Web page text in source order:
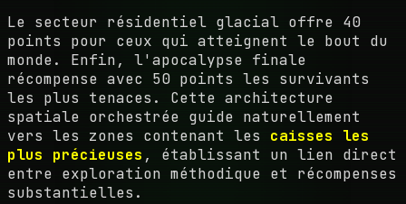
Le secteur résidentiel glacial offre 40
points pour ceux qui atteignent le bout du
monde. Enfin, l'apocalypse finale
récompense avec 50 points les survivants
les plus tenaces. Cette architecture
spatiale orchestrée guide naturellement
vers les zones contenant les caisses les
plus précieuses , établissant un lien direct
entre exploration méthodique et récompenses
substantielles.